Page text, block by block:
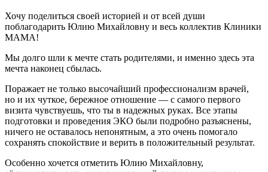
Хочу поделиться своей историей и от всей души
поблагодарить Юлию Михайловну и весь коллектив Клиники
МАМА!
Мы долго шли к мечте стать родителями, и именно здесь эта
мечта наконец сбылась.
Поражает не только высочайший профессионализм врачей,
но и их чуткое, бережное отношение — с самого первого
визита чувствуешь, что ты в надежных руках. Все этапы
подготовки и проведения ЭКО были подробно разъяснены,
ничего не оставалось непонятным, а это очень помогало
сохранять спокойствие и верить в положительный результат.
Особенно хочется отметить Юлию Михайловну,